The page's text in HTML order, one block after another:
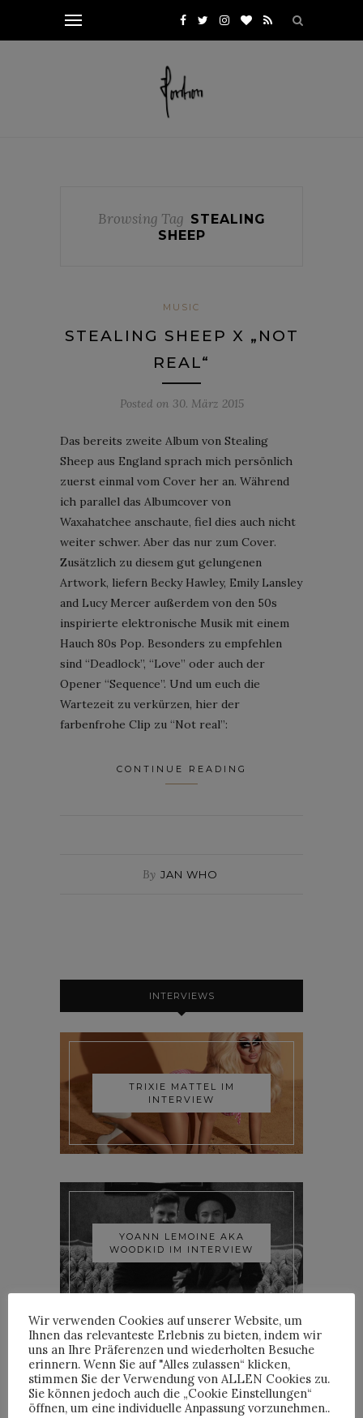
Browsing Tag STEALING
SHEEP
MUSIC
STEALING SHEEP X „NOT
REAL“
Posted on 30. März 2015
Das bereits zweite Album von Stealing
Sheep aus England sprach mich persönlich
zuerst einmal vom Cover her an. Während
ich parallel das Albumcover von
Waxahatchee anschaute, fiel dies auch nicht
weiter schwer. Aber das nur zum Cover.
Zusätzlich zu diesem gut gelungenen
Artwork, liefern Becky Hawley, Emily Lansley
and Lucy Mercer außerdem von den 50s
inspirierte elektronische Musik mit einem
Hauch 80s Pop. Besonders zu empfehlen
sind “Deadlock”, “Love” oder auch der
Opener “Sequence”. Und um euch die
Wartezeit zu verkürzen, hier der
farbenfrohe Clip zu “Not real”:
CONTINUE READING
By JAN WHO
INTERVIEWS
TRIXIE MATTEL IM
INTERVIEW
YOANN LEMOINE AKA
WOODKID IM INTERVIEW
ROOSEVELT IM INTERVIEW
Wir verwenden Cookies auf unserer Website, um
Ihnen das relevanteste Erlebnis zu bieten, indem wir
uns an Ihre Präferenzen und wiederholten Besuche
erinnern. Wenn Sie auf "Alles zulassen“ klicken,
stimmen Sie der Verwendung von ALLEN Cookies zu.
Sie können jedoch auch die „Cookie Einstellungen“
öffnen, um eine individuelle Anpassung vorzunehmen..